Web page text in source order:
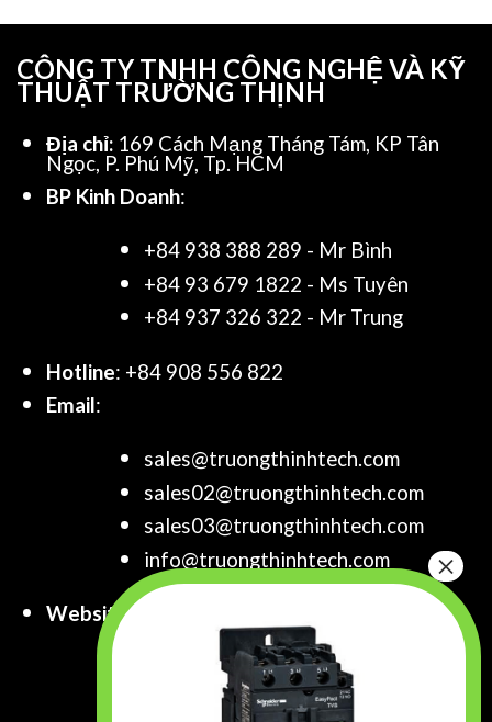
CÔNG TY TNHH CÔNG NGHỆ VÀ KỸ
THUẬT TRƯỜNG THỊNH
Địa chỉ: 169 Cách Mạng Tháng Tám, KP Tân
Ngọc, P. Phú Mỹ, Tp. HCM
BP Kinh Doanh:
+84 938 388 289 - Mr Bình
+84 93 679 1822 - Ms Tuyên
+84 937 326 322 - Mr Trung
Hotline: +84 908 556 822
Email:
sales@truongthinhtech.com
sales02@truongthinhtech.com
sales03@truongthinhtech.com
info@truongthinhtech.com
Website:
www.truongthinhtech.com
www.components.com.vn